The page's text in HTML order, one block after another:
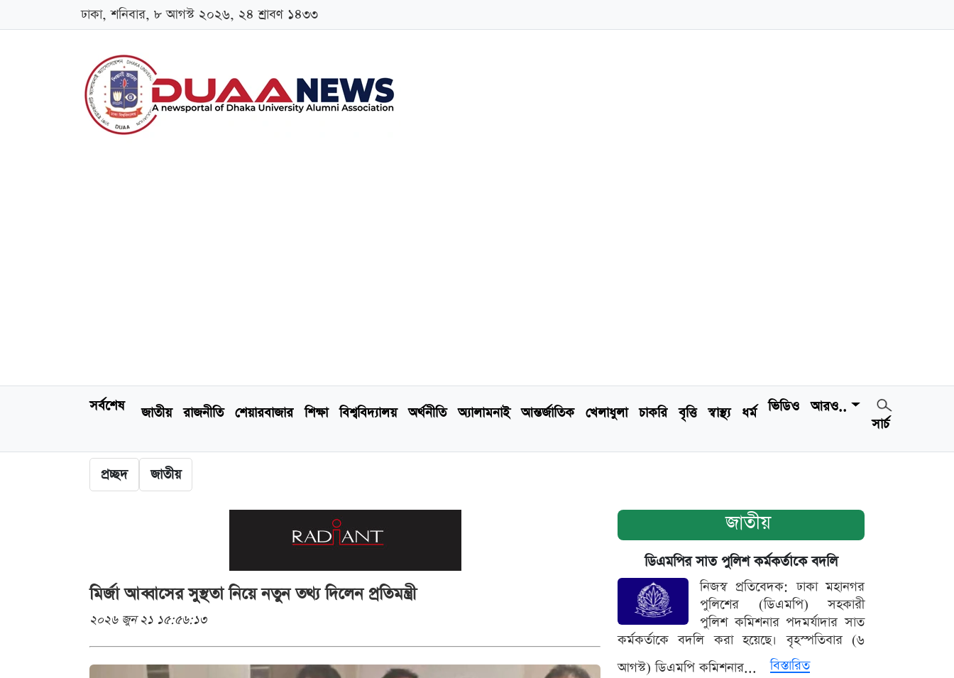
ঢাকা, শনিবার, ৮ আগস্ট ২০২৬, ২৪ শ্রাবণ ১৪৩৩
সর্বশেষ জাতীয় রাজনীতি শেয়ারবাজার শিক্ষা বিশ্ববিদ্যালয় অর্থনীতি অ্যালামনাই আন্তর্জাতিক খেলাধুলা চাকরি বৃত্তি স্বাস্থ্য ধর্ম ভিডিও
আরও..
সার্চ
প্রচ্ছদ জাতীয়
মির্জা আব্বাসের সুস্থতা নিয়ে নতুন তথ্য দিলেন প্রতিমন্ত্রী
২০২৬ জুন ২১ ১৫:৫৬:১৩
জাতীয়
ডিএমপির সাত পুলিশ কর্মকর্তাকে বদলি
নিজস্ব প্রতিবেদক: ঢাকা মহানগর
পুলিশের (ডিএমপি) সহকারী
পুলিশ কমিশনার পদমর্যাদার সাত
কর্মকর্তাকে বদলি করা হয়েছে। বৃহস্পতিবার (৬
আগস্ট) ডিএমপি কমিশনার...
বিস্তারিত